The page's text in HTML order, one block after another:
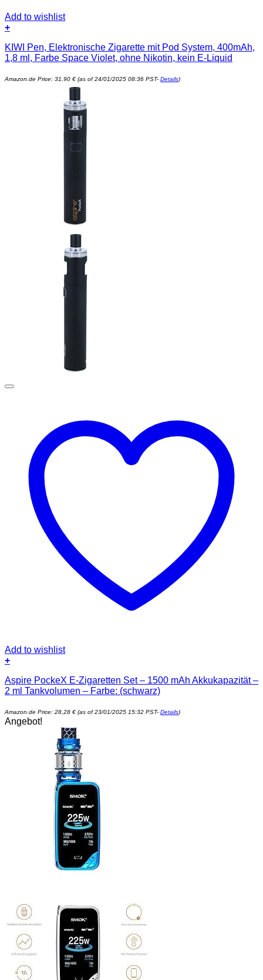
Add to wishlist
+
KIWI Pen, Elektronische Zigarette mit Pod System, 400mAh,
1,8 ml, Farbe Space Violet, ohne Nikotin, kein E-Liquid
Amazon.de Price: 31,90 € (as of 24/01/2025 08:36 PST- Details)
Add to wishlist
+
Aspire PockeX E-Zigaretten Set – 1500 mAh Akkukapazität –
2 ml Tankvolumen – Farbe: (schwarz)
Amazon.de Price: 28,28 € (as of 23/01/2025 15:32 PST- Details)
Angebot!